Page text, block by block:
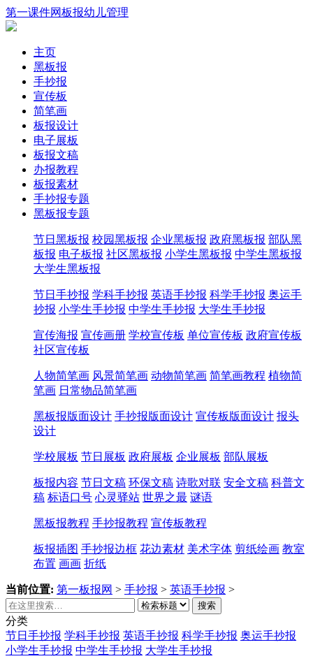
第一课件网板报幼儿管理
主页
黑板报
手抄报
宣传板
简笔画
板报设计
电子展板
板报文稿
办报教程
板报素材
手抄报专题
黑板报专题
节日黑板报 校园黑板报 企业黑板报 政府黑板报 部队黑
板报 电子板报 社区黑板报 小学生黑板报 中学生黑板报
大学生黑板报
节日手抄报 学科手抄报 英语手抄报 科学手抄报 奥运手
抄报 小学生手抄报 中学生手抄报 大学生手抄报
宣传海报 宣传画册 学校宣传板 单位宣传板 政府宣传板
社区宣传板
人物简笔画 风景简笔画 动物简笔画 简笔画教程 植物简
笔画 日常物品简笔画
黑板报版面设计 手抄报版面设计 宣传板版面设计 报头
设计
学校展板 节日展板 政府展板 企业展板 部队展板
板报内容 节日文稿 环保文稿 诗歌对联 安全文稿 科普文
稿 标语口号 心灵驿站 世界之最 谜语
黑板报教程 手抄报教程 宣传板教程
板报插图 手抄报边框 花边素材 美术字体 剪纸绘画 教室
布置 画画 折纸
当前位置: 第一板报网 > 手抄报 > 英语手抄报 >
搜索
分类
节日手抄报 学科手抄报 英语手抄报 科学手抄报 奥运手抄报
小学生手抄报 中学生手抄报 大学生手抄报